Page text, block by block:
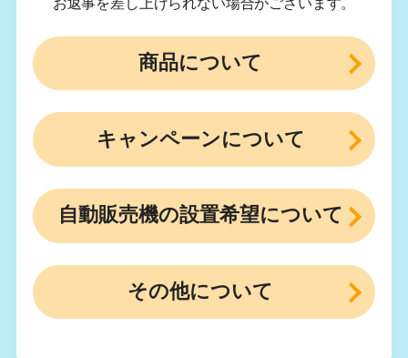
商品について
キャンペーンについて
自動販売機の設置希望について
その他について